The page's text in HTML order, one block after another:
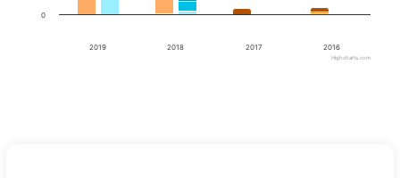
2019 2018 2017 2016
0
Highcharts.com